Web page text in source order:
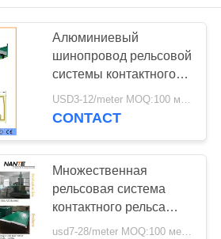
Алюминиевый
шинопровод рельсовой
системы контактного
рельса/одиночная
система ДЖДК-Х
USD3-12/meter MOQ:100 метров/год
CONTACT
Множественная
рельсовая система
контактного рельса
силы поляков/
usd7-28/meter MOQ:100 метров